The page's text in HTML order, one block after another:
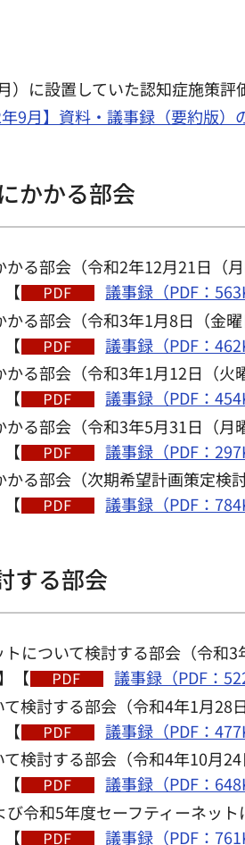
）に設置していた認知症施策
9月】資料・議事録（要約版）
かかる部会
る部会（令和2年12月21日（月
【 議事録（PDF：
る部会（令和3年1月8日（金曜
【 議事録（PDF：
る部会（令和3年1月12日（火
【 議事録（PDF：
る部会（令和3年5月31日（月
【 議事録（PDF：
る部会（次期希望計画策定検
【 議事録（PDF：
する部会
について検討する部会（令和3
【 議事録（PDF：
検討する部会（令和4年1月28
【 議事録（PDF：
検討する部会（令和4年10月24
【 議事録（PDF：
令和5年度セーフティーネッ
【 議事録（PDF：